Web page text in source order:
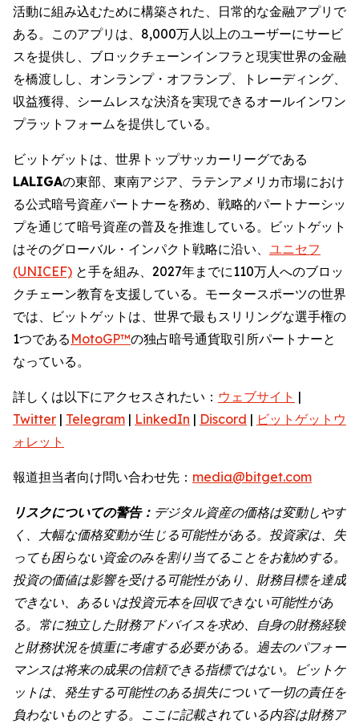
活動に組み込むために構築された、日常的な金融アプリで
ある。このアプリは、8,000万人以上のユーザーにサービ
スを提供し、ブロックチェーンインフラと現実世界の金融
を橋渡しし、オンランプ・オフランプ、トレーディング、
収益獲得、シームレスな決済を実現できるオールインワン
プラットフォームを提供している。
ビットゲットは、世界トップサッカーリーグである
LALIGAの東部、東南アジア、ラテンアメリカ市場におけ
る公式暗号資産パートナーを務め、戦略的パートナーシッ
プを通じて暗号資産の普及を推進している。ビットゲット
はそのグローバル・インパクト戦略に沿い、 ユニセフ
(UNICEF) と手を組み、2027年までに110万人へのブロッ
クチェーン教育を支援している。モータースポーツの世界
では、ビットゲットは、世界で最もスリリングな選手権の
1つである MotoGP™の独占暗号通貨取引所パートナーと
なっている。
詳しくは以下にアクセスされたい： ウェブサイト |
Twitter | Telegram | LinkedIn | Discord | ビットゲットウ
ォレット
報道担当者向け問い合わせ先： media@bitget.com
リスクについての警告： デジタル資産の価格は変動しやす
く、大幅な価格変動が生じる可能性がある。投資家は、失
っても困らない資金のみを割り当てることをお勧めする。
投資の価値は影響を受ける可能性があり、財務目標を達成
できない、あるいは投資元本を回収できない可能性があ
る。常に独立した財務アドバイスを求め、自身の財務経験
と財務状況を慎重に考慮する必要がある。過去のパフォー
マンスは将来の成果の信頼できる指標ではない。ビットゲ
ットは、発生する可能性のある損失について一切の責任を
負わないものとする。ここに記載されている内容は財務ア